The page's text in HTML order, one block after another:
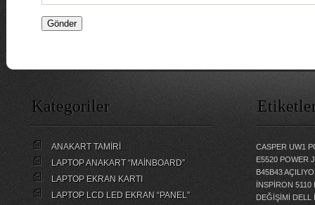
Kategoriler
ANAKART TAMİRİ
LAPTOP ANAKART “MAİNBOARD”
LAPTOP EKRAN KARTI
LAPTOP LCD LED EKRAN “PANEL”
CASPER UW1
E5520 POWER
B45B43
İNSPİRON
DEĞİŞİMİ
DELL